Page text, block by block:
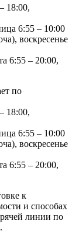
18:00,
6:55 – 10:00
воскресенье
6:55 – 20:00,
по
18:00,
6:55 – 10:00
воскресенье
6:55 – 20:00,
к
и способах
линии по